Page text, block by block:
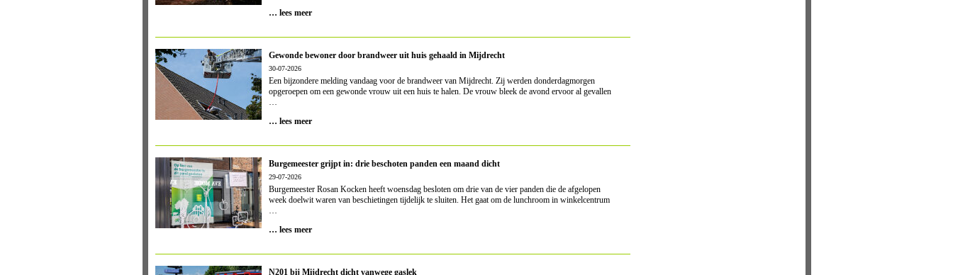
… lees meer
Gewonde bewoner door brandweer uit huis gehaald in Mijdrecht
30-07-2026
Een bijzondere melding vandaag voor de brandweer van Mijdrecht. Zij werden donderdagmorgen
opgeroepen om een gewonde vrouw uit een huis te halen. De vrouw bleek de avond ervoor al gevallen
…
… lees meer
Burgemeester grijpt in: drie beschoten panden een maand dicht
29-07-2026
Burgemeester Rosan Kocken heeft woensdag besloten om drie van de vier panden die de afgelopen
week doelwit waren van beschietingentijdelijk te sluiten. Het gaat om de lunchroom in winkelcentrum
…
… lees meer
N201 bij Mijdrecht dicht vanwege gaslek